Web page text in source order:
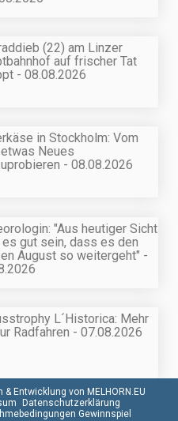
(22) am Linzer
auf frischer Tat
- 08.08.2026
in Stockholm: Vom
etwas Neues
- 08.08.2026
"Aus heutiger Sicht
es gut sein, dass es den
August so weitergeht" -
L´Historica: Mehr
Radfahren - 07.08.2026
& Entwicklung von MELHORN.EU
Datenschutzerklärung
Gewinnspiel